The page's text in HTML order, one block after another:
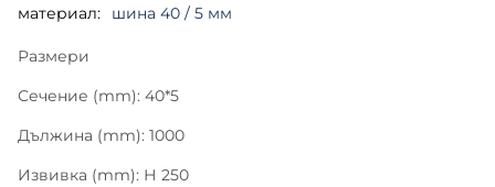
материал: шина 40 / 5 мм
Размери
Сечение (mm): 40*5
Дължина (mm): 1000
Извивка (mm): Н 250